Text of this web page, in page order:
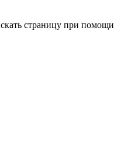
страницу при помощи